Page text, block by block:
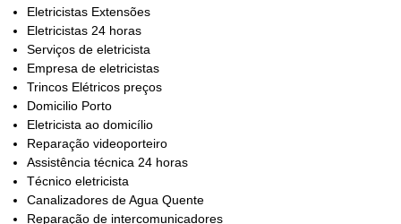
Eletricistas Extensões
Eletricistas 24 horas
Serviços de eletricista
Empresa de eletricistas
Trincos Elétricos preços
Domicilio Porto
Eletricista ao domicílio
Reparação videoporteiro
Assistência técnica 24 horas
Técnico eletricista
Canalizadores de Agua Quente
Reparação de intercomunicadores